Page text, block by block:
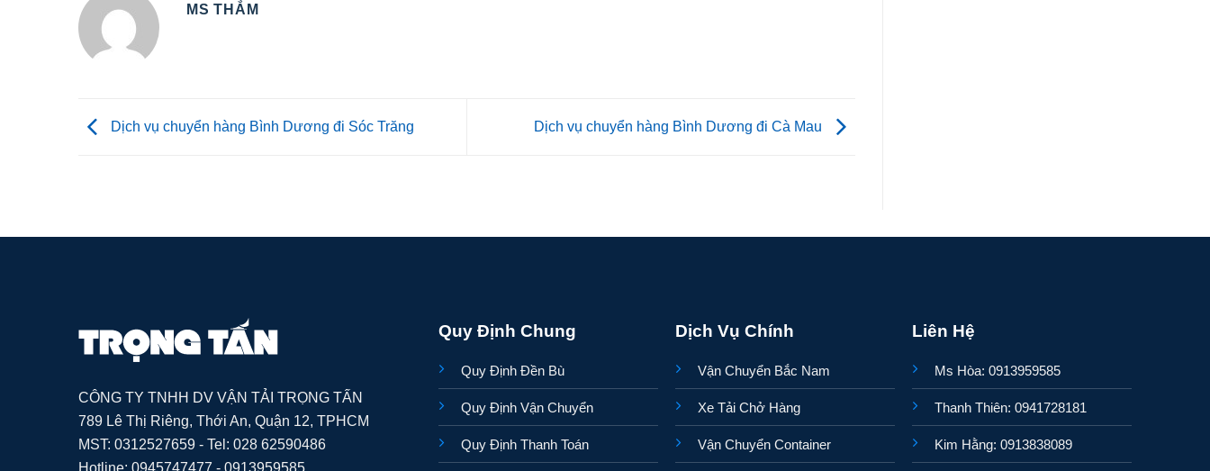
MS THẮM
Dịch vụ chuyển hàng Bình Dương đi Sóc Trăng Dịch vụ chuyển hàng Bình Dương đi Cà Mau
CÔNG TY TNHH DV VẬN TẢI TRỌNG TẤN
789 Lê Thị Riêng, Thới An, Quận 12, TPHCM
MST: 0312527659 - Tel: 028 62590486
Hotline: 0945747477 - 0913959585
Quy Định Chung
Quy Định Đền Bù
Quy Định Vận Chuyển
Quy Định Thanh Toán
Dịch Vụ Chính
Vận Chuyển Bắc Nam
Xe Tải Chở Hàng
Vận Chuyển Container
Liên Hệ
Ms Hòa: 0913959585
Thanh Thiên: 0941728181
Kim Hằng: 0913838089